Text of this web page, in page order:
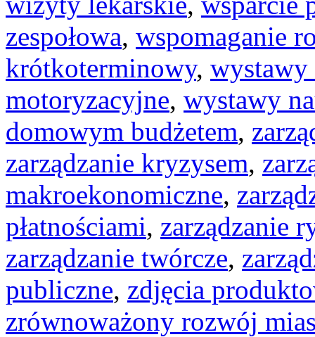
zespołowa, wspomaganie
krótkoterminowy,
motoryzacyjne, wystawy
domowym budżetem,
zarządzanie kryzysem,
makroekonomiczne,
płatnościami, zarządzanie
zarządzanie twórcze,
publiczne, zdjęcia
zrównoważony rozwój